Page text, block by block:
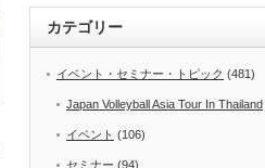
カテゴリー
イベント・セミナー・トピック (481)
Japan Volleyball Asia Tour In Thailand
イベント (106)
セミナー (94)